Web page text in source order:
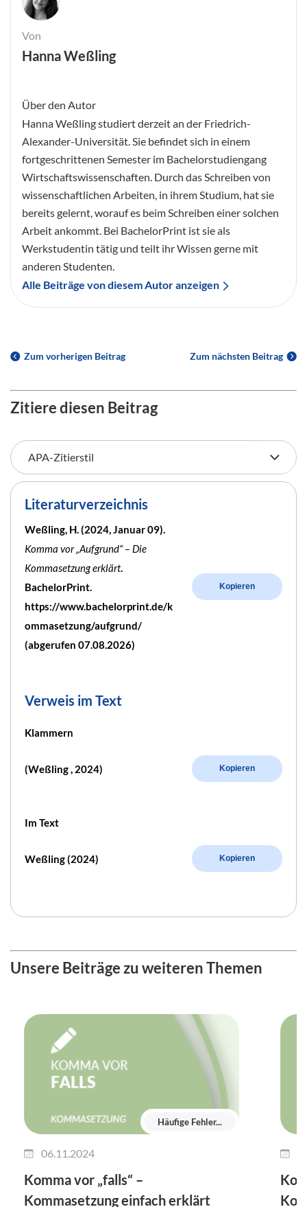
Von
Hanna Weßling
Über den Autor
Hanna Weßling studiert derzeit an der Friedrich-
Alexander-Universität. Sie befindet sich in einem
fortgeschrittenen Semester im Bachelorstudiengang
Wirtschaftswissenschaften. Durch das Schreiben von
wissenschaftlichen Arbeiten, in ihrem Studium, hat sie
bereits gelernt, worauf es beim Schreiben einer solchen
Arbeit ankommt. Bei BachelorPrint ist sie als
Werkstudentin tätig und teilt ihr Wissen gerne mit
anderen Studenten.
Alle Beiträge von diesem Autor anzeigen
Zum vorherigen Beitrag Zum nächsten Beitrag
Zitiere diesen Beitrag
Literaturverzeichnis
Weßling, H. (2024, Januar 09).
Komma vor „Aufgrund“ – Die
Kommasetzung erklärt.
BachelorPrint.
https://www.bachelorprint.de/k
ommasetzung/aufgrund/
(abgerufen 07.08.2026)
Kopieren
Verweis im Text
Klammern
(Weßling , 2024) Kopieren
Im Text
Weßling (2024) Kopieren
Unsere Beiträge zu weiteren Themen
Häufige Fehler...
06.11.2024
Komma vor „falls“ –
Kommasetzung einfach erklärt